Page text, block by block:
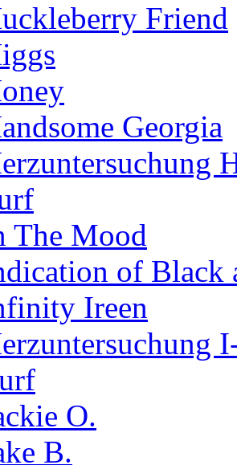
Friend
Georgia
The Mood
of Black
Ireen
O.
B.